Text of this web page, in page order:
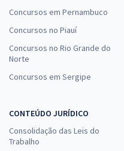
Concursos em Pernambuco
Concursos no Piauí
Concursos no Rio Grande do
Norte
Concursos em Sergipe
CONTEÚDO JURÍDICO
Consolidação das Leis do
Trabalho